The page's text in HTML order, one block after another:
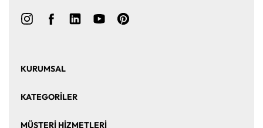
KURUMSAL
KATEGORİLER
MÜŞTERİ HİZMETLERİ